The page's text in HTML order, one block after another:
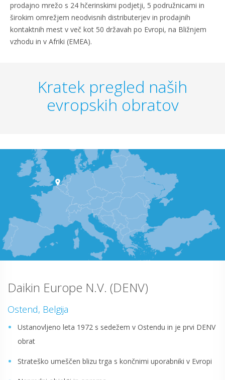
prodajno mrežo s 24 hčerinskimi podjetji, 5 podružnicami in
širokim omrežjem neodvisnih distributerjev in prodajnih
kontaktnih mest v več kot 50 državah po Evropi, na Bližnjem
vzhodu in v Afriki (EMEA).
Kratek pregled naših
evropskih obratov
Daikin Europe N.V. (DENV)
Ostend, Belgija
Ustanovljeno leta 1972 s sedežem v Ostendu in je prvi DENV
obrat
Strateško umeščen blizu trga s končnimi uporabniki v Evropi